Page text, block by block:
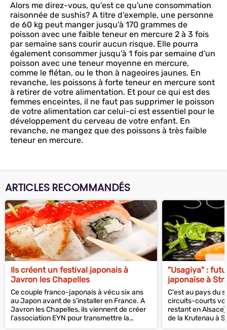
Alors me direz-vous, qu'est ce qu'une consommation
raisonnée de sushis? A titre d'exemple, une personne
de 60 kg peut manger jusqu'à 170 grammes de
poisson avec une faible teneur en mercure 2 à 3 fois
par semaine sans courir aucun risque. Elle pourra
également consommer jusqu'à 1 fois par semaine d'un
poisson avec une teneur moyenne en mercure,
comme le flétan, ou le thon à nageoires jaunes. En
revanche, les poissons à forte teneur en mercure sont
à retirer de votre alimentation. Et pour ce qui est des
femmes enceintes, il ne faut pas supprimer le poisson
de votre alimentation car celui-ci est essentiel pour le
développement du cerveau de votre enfant. En
revanche, ne mangez que des poissons à très faible
teneur en mercure.
ARTICLES RECOMMANDÉS
Ils créent un festival japonais à
Javron les Chapelles
Ce couple franco-japonais à vécu six ans
au Japon avant de s'installer en France. A
Javron les Chapelles, ils viennent de créer
l'association EYN pour transmettre la
culture japonaise en Mayenne.
"Usagiya" :
japonaise à
C'est au pays du
circuits-courts
restant en
de la Krutenau à
Caspar ouvrira